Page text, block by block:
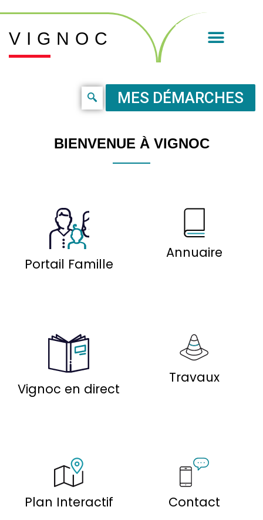
VIGNOC
MES DÉMARCHES
BIENVENUE À VIGNOC
Portail Famille
Annuaire
Vignoc en direct
Travaux
Plan Interactif Contact